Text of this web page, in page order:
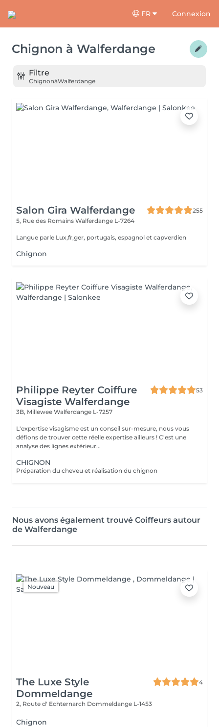
FR Connexion
Chignon à Walferdange
Filtre
ChignonàWalferdange
Salon Gira Walferdange
255
5, Rue des Romains Walferdange L-7264
Langue parle Lux,fr,ger, portugais, espagnol et capverdien
Chignon
Philippe Reyter Coiffure
Visagiste Walferdange
53
3B, Millewee Walferdange L-7257
L'expertise visagisme est un conseil sur-mesure, nous vous
défions de trouver cette réelle expertise ailleurs ! C'est une
analyse des lignes extérieur...
CHIGNON
Préparation du cheveu et réalisation du chignon
Nous avons également trouvé Coiffeurs autour
de Walferdange
Nouveau
The Luxe Style
Dommeldange
4
2, Route d' Echternarch Dommeldange L-1453
Chignon